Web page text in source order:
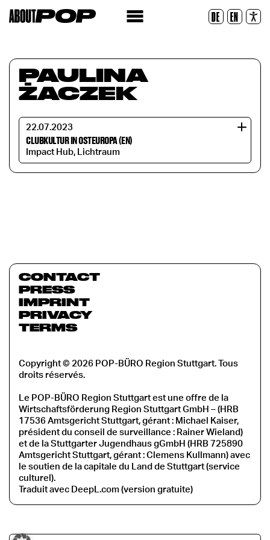
DE EN
Réinitialiser
PAULINA
ŻACZEK
22.07.2023
CLUBKULTUR IN OSTEUROPA (EN)
Impact Hub, Lichtraum
CONTACT
PRESS
IMPRINT
PRIVACY
TERMS
Copyright © 2026 POP-BÜRO Region Stuttgart. Tous
droits réservés.
Le POP-BÜRO Region Stuttgart est une offre de la
Wirtschaftsförderung Region Stuttgart GmbH – (HRB
17536 Amtsgericht Stuttgart, gérant : Michael Kaiser,
président du conseil de surveillance : Rainer Wieland)
et de la Stuttgarter Jugendhaus gGmbH (HRB 725890
Amtsgericht Stuttgart, gérant : Clemens Kullmann) avec
le soutien de la capitale du Land de Stuttgart (service
culturel).
Traduit avec DeepL.com (version gratuite)